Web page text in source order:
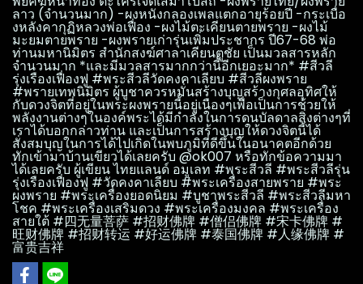
ลาว (จำนวนมาก) -ผงหนังกลองเพลแตกอายุร้อยปี -กระเบื่อ
งหลังคากุฏิหลวงพ่อเฟื่อง -ผงไม้ตะเคียนตายพราย -ผงไม้
มะยมตายพราย -ผงพรายเก่ารุ่นเพิ่มประชากร ปี67-68 พ่อ
ท่านมหานิ​มิตร​ สำนักสงฆ์​ศาลา​เคียน​ตู​ชัย​ เป็นมวลสารหลัก
จำนวนมาก *และมีมวลสารมากกว่านี้อีกเยอะมาก* #สีวลี
รุ่งเรืองเฟื่องฟู #พระสีวลีวัดคงคาเลียบ #สีวลีผงพราย
#พรายเทพนิมิตร ผู้บูชาควรหมั่นสร้างบุญสร้างกุศลอุทิศให้
กับดวงจิตที่อยู่ในพระผงพรายนี้อยู่เนืองๆเพื่อเป็นการช้วยให้
พลังงานต่างๆในองค์พระได้มีกำลังในการดนบัลดาลสิ่งต่างๆที่
เราได้บอกกล่าวท่าน และเป็นการสร้างบุญให้ดวงจิตนี้ได้
สั่งสมบุญในการได้ไปเกิดในพบภูมิ​ที่ดีขึ้นในอนาคตอีกด้วย
ทักเข้ามาบ้านเขียวได้เลยครับ @ok007​ หรือทักข้อความมา
ได้เลยครับ ผู้เขียน ไทยแลนด์ อมูเลท #พระสีวลี #พระสีวลีรุ่น
รุ่งเรืองเฟื่องฟู #วัดคงคาเลียบ #พระเครื่องสายพราย #พระ
ผงพราย #พระเครื่องยอดนิยม #บูชาพระสีวลี #พระสีวลีมหา
โชค #พระเครื่องเสริมดวง #พระเครื่องมงคล #พระเครื่อง
สายใต้ #四无量菩萨 #招财佛牌 #僧侣佛牌 #宋卡佛牌 #
旺财佛牌 #招财转运 #好运佛牌 #泰国佛牌 #人缘佛牌 #
富贵吉祥